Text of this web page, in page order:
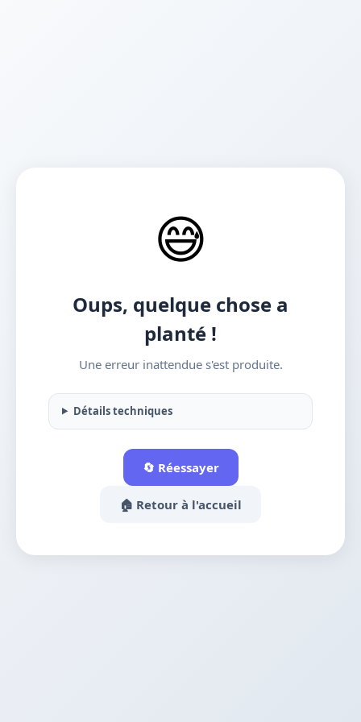
😅
Oups, quelque chose a
planté !
Une erreur inattendue s'est produite.
Détails techniques
🔄 Réessayer
🏠 Retour à l'accueil